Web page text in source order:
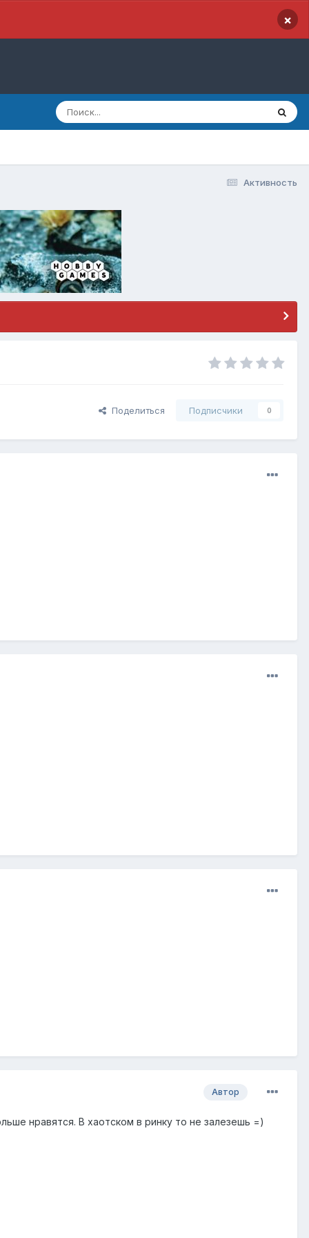
×
Активность
Поделиться Подписчики 0
Автор
нравятся. В хаотском в ринку то не залезешь =)